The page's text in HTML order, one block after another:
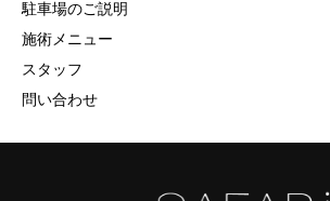
駐車場のご説明
施術メニュー
スタッフ
問い合わせ